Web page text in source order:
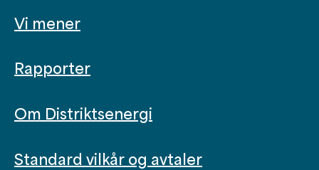
Vi mener
Rapporter
Om Distriktsenergi
Standard vilkår og avtaler